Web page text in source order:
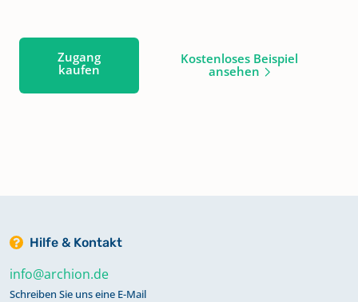
Zugang
kaufen
Kostenloses Beispiel
ansehen
Hilfe & Kontakt
info@archion.de
Schreiben Sie uns eine E-Mail